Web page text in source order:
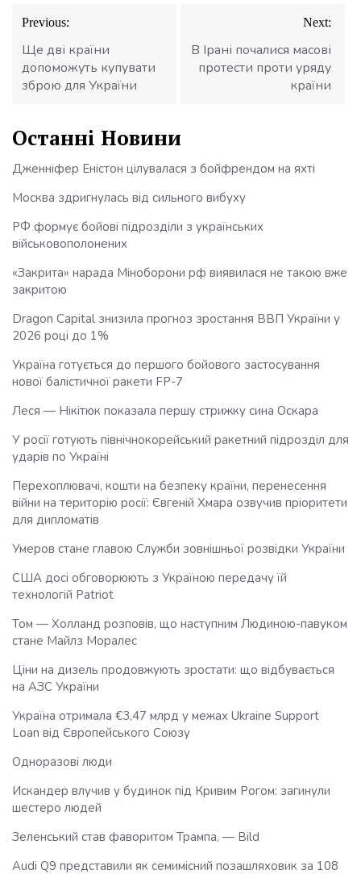
Навігація
записів
Previous:
Ще дві країни
допоможуть купувати
зброю для України
Next:
В Ірані почалися масові
протести проти уряду
країни
Останні Новини
Дженніфер Еністон цілувалася з бойфрендом на яхті
Москва здригнулась від сильного вибуху
РФ формує бойові підрозділи з українських
військовополонених
«Закрита» нарада Міноборони рф виявилася не такою вже
закритою
Dragon Capital знизила прогноз зростання ВВП України у
2026 році до 1%
Україна готується до першого бойового застосування
нової балістичної ракети FP-7
Леся — Нікітюк показала першу стрижку сина Оскара
У росії готують північнокорейський ракетний підрозділ для
ударів по Україні
Перехоплювачі, кошти на безпеку країни, перенесення
війни на територію росії: Євгеній Хмара озвучив пріоритети
для дипломатів
Умеров стане главою Служби зовнішньої розвідки України
США досі обговорюють з Україною передачу їй
технологій Patriot
Том — Холланд розповів, що наступним Людиною-павуком
стане Майлз Моралес
Ціни на дизель продовжують зростати: що відбувається
на АЗС України
Україна отримала €3,47 млрд у межах Ukraine Support
Loan від Європейського Союзу
Одноразові люди
Искандер влучив у будинок під Кривим Рогом: загинули
шестеро людей
Зеленський став фаворитом Трампа, — Bild
Audi Q9 представили як семимісний позашляховик за 108